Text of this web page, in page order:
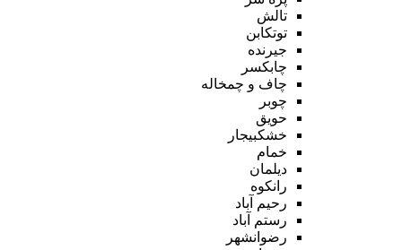
تالش
توتکابن
جیرنده
چابکسر
چاف و چمخاله
چوبر
حویق
خشکبیجار
خمام
دیلمان
رانکوه
رحیم آباد
رستم آباد
رضوانشهر